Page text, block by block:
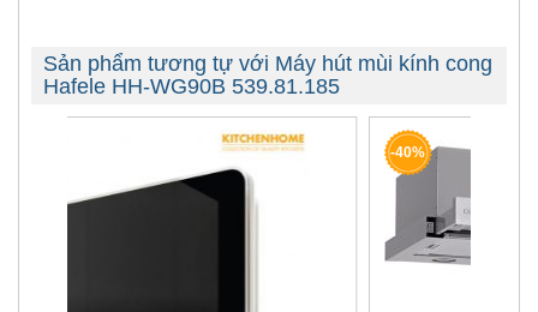
Sản phẩm tương tự với Máy hút mùi kính cong
Hafele HH-WG90B 539.81.185